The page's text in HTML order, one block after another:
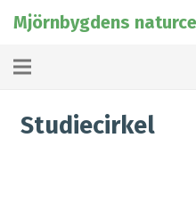
Mjörnbygdens
Studiecirkel